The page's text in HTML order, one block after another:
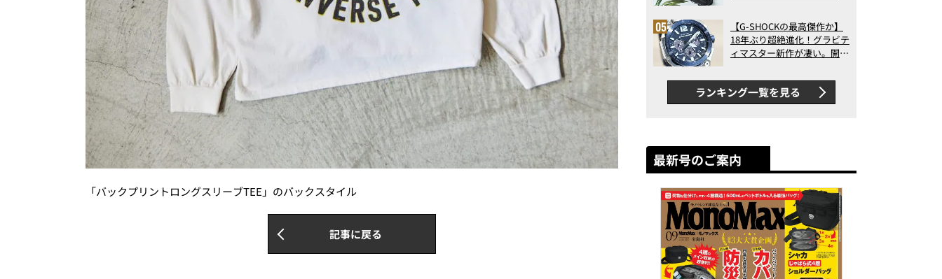
「バックプリントロングスリーブTEE」のバックスタイル
記事に戻る
った！
【G-SHOCKの最高傑作か】
18年ぶり超絶進化！グラビテ
ィマスター新作が凄い。開発
新ムーブメントの衝撃
ランキング一覧を見る
最新号のご案内